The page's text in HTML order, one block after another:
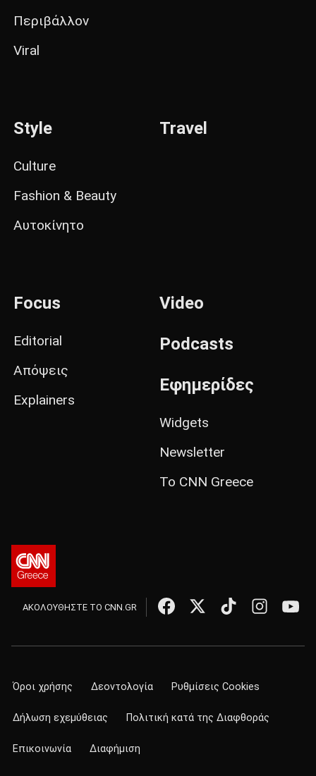
Περιβάλλον
Viral
Style
Culture
Fashion & Beauty
Αυτοκίνητο
Travel
Focus
Editorial
Απόψεις
Explainers
Video
Podcasts
Εφημερίδες
Widgets
Newsletter
Το CNN Greece
ΑΚΟΛΟΥΘΗΣΤΕ ΤΟ CNN.GR
Όροι χρήσης Δεοντολογία Ρυθμίσεις Cookies
Δήλωση εχεμύθειας Πολιτική κατά της Διαφθοράς
Επικοινωνία Διαφήμιση